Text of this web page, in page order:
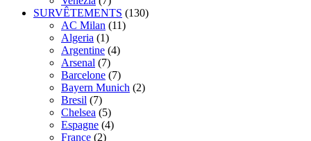
SURVÊTEMENTS (130)
AC Milan (11)
Algeria (1)
Argentine (4)
Arsenal (7)
Barcelone (7)
Bayern Munich (2)
Bresil (7)
Chelsea (5)
Espagne (4)
France (2)